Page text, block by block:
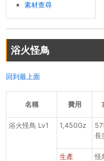
素材查尋
浴火怪鳥
回到最上面
名稱 費用
浴火怪鳥 Lv1
1,450Gz
長
生產
怪